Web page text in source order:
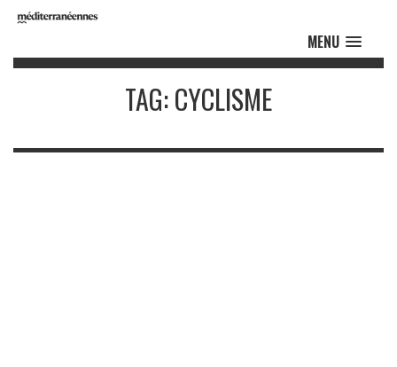
MENU
TAG: CYCLISME